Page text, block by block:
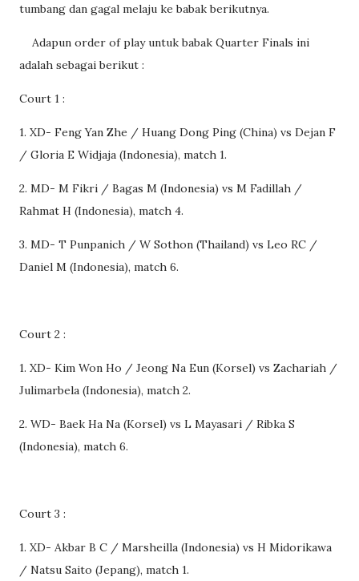
tumbang dan gagal melaju ke babak berikutnya.
Adapun order of play untuk babak Quarter Finals ini
adalah sebagai berikut :
Court 1 :
1. XD- Feng Yan Zhe / Huang Dong Ping (China) vs Dejan F
/ Gloria E Widjaja (Indonesia), match 1.
2. MD- M Fikri / Bagas M (Indonesia) vs M Fadillah /
Rahmat H (Indonesia), match 4.
3. MD- T Punpanich / W Sothon (Thailand) vs Leo RC /
Daniel M (Indonesia), match 6.
Court 2 :
1. XD- Kim Won Ho / Jeong Na Eun (Korsel) vs Zachariah /
Julimarbela (Indonesia), match 2.
2. WD- Baek Ha Na (Korsel) vs L Mayasari / Ribka S
(Indonesia), match 6.
Court 3 :
1. XD- Akbar B C / Marsheilla (Indonesia) vs H Midorikawa
/ Natsu Saito (Jepang), match 1.